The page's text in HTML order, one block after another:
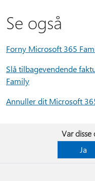
Se også
Forny Microsoft 365
Slå tilbagevendende
Family
Annuller dit Microsoft
Var
Ja